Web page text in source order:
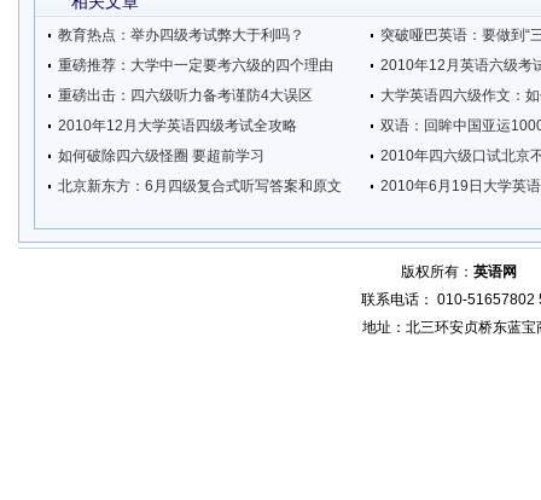
教育热点：举办四级考试弊大于利吗？
突破哑巴英语：要做到“
重磅推荐：大学中一定要考六级的四个理由
2010年12月英语六级考
重磅出击：四六级听力备考谨防4大误区
大学英语四六级作文：
2010年12月大学英语四级考试全攻略
双语：回眸中国亚运
如何破除四六级怪圈 要超前学习
2010年四六级口试北京
北京新东方：6月四级复合式听写答案和原文
2010年6月19日大学英
版权所有： 英语网
联系电话： 010-
地址：北三环安贞桥东蓝